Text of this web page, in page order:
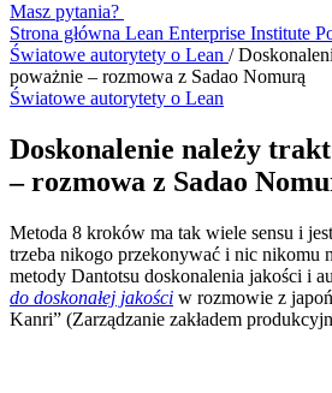
Masz pytania?
Strona główna Lean Enterprise Institute
Światowe autorytety o Lean /
poważnie – rozmowa z Sadao Nomurą
Światowe autorytety o Lean
Doskonalenie należy
– rozmowa z Sadao
Metoda 8 kroków ma tak wiele sensu i
trzeba nikogo przekonywać i nic nikomu
metody Dantotsu doskonalenia jakości i
do doskonałej jakości w rozmowie z
Kanri” (Zarządzanie zakładem